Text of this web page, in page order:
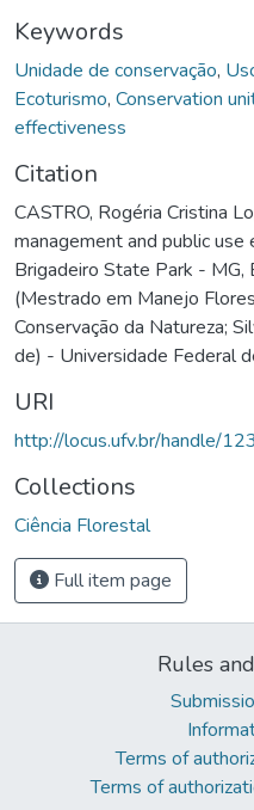
Keywords
Unidade de conservação,
Ecoturismo, Conservation
effectiveness
Citation
CASTRO, Rogéria Cristina
management and public
Brigadeiro State Park -
(Mestrado em Manejo
Conservação da Natureza;
de) - Universidade Federal
URI
http://locus.ufv.br/handle/
Collections
Ciência Florestal
Full item page
Rules
Terms of
Terms of